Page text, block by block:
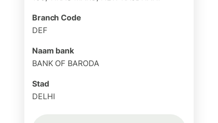
Branch Code
DEF
Naam bank
BANK OF BARODA
Stad
DELHI